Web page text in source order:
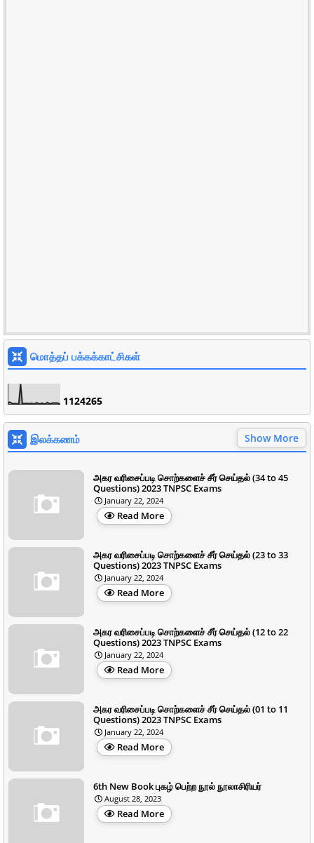
மொத்தப் பக்கக்காட்சிகள்
1124265
இலக்கணம் Show More
அகர வரிசைப்படி சொற்களைச் சீர் செய்தல் (34 to 45
Questions) 2023 TNPSC Exams
January 22, 2024
Read More
அகர வரிசைப்படி சொற்களைச் சீர் செய்தல் (23 to 33
Questions) 2023 TNPSC Exams
January 22, 2024
Read More
அகர வரிசைப்படி சொற்களைச் சீர் செய்தல் (12 to 22
Questions) 2023 TNPSC Exams
January 22, 2024
Read More
அகர வரிசைப்படி சொற்களைச் சீர் செய்தல் (01 to 11
Questions) 2023 TNPSC Exams
January 22, 2024
Read More
6th New Book புகழ் பெற்ற நூல் நூலாசிரியர்
August 28, 2023
Read More